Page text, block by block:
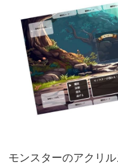
モンスターのアクリ